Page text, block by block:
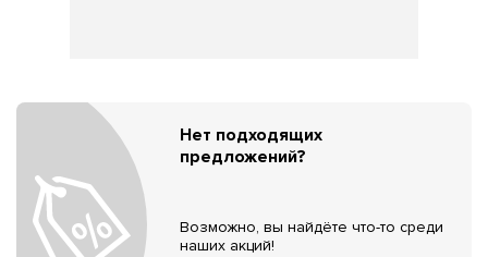
Нет подходящих
предложений?
Возможно, вы найдёте что-то среди
наших акций!